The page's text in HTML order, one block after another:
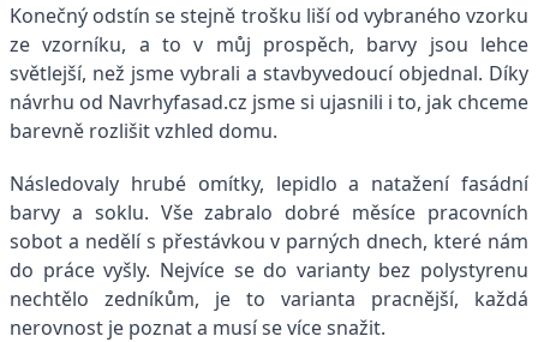
Konečný odstín se stejně trošku liší od vybraného vzorku
ze vzorníku, a to v můj prospěch, barvy jsou lehce
světlejší, než jsme vybrali a stavbyvedoucí objednal. Díky
návrhu od Navrhyfasad.cz jsme si ujasnili i to, jak chceme
barevně rozlišit vzhled domu.
Následovaly hrubé omítky, lepidlo a natažení fasádní
barvy a soklu. Vše zabralo dobré měsíce pracovních
sobot a nedělí s přestávkou v parných dnech, které nám
do práce vyšly. Nejvíce se do varianty bez polystyrenu
nechtělo zedníkům, je to varianta pracnější, každá
nerovnost je poznat a musí se více snažit.